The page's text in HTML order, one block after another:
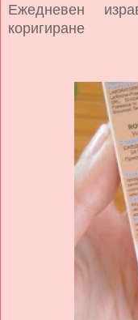
Ежедневен
коригиране